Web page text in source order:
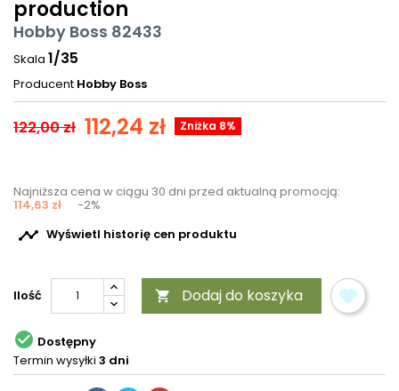
production
Hobby Boss 82433
Skala 1/35
Producent Hobby Boss
122,00 zł 112,24 zł Zniżka 8%
Najniższa cena w ciągu 30 dni przed aktualną promocją:
114,63 zł -2%
 Wyświetl historię cen produktu
Ilość  Dodaj do koszyka
 Dostępny
Termin wysyłki 3 dni